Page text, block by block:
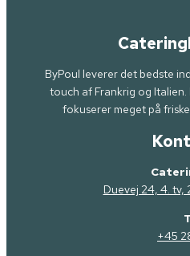
ByPoul leverer det bedste
touch af Frankrig og
fokuserer meget på
Duevej 24, 4.
+45